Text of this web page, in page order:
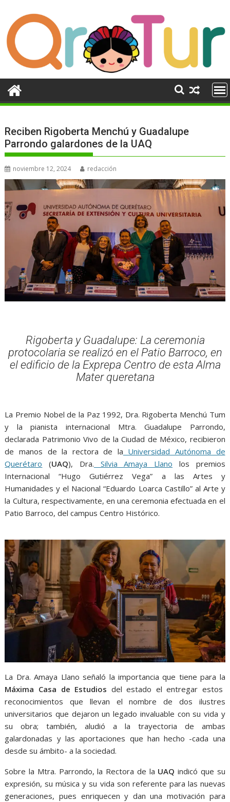
contenido
Reciben Rigoberta Menchú y Guadalupe
Parrondo galardones de la UAQ
noviembre 12, 2024 redacción
Rigoberta y Guadalupe: La ceremonia
protocolaria se realizó en el Patio Barroco, en
el edificio de la Exprepa Centro de esta Alma
Mater queretana
La Premio Nobel de la Paz 1992, Dra. Rigoberta Menchú Tum
y la pianista internacional Mtra. Guadalupe Parrondo,
declarada Patrimonio Vivo de la Ciudad de México, recibieron
de manos de la rectora de la Universidad Autónoma de
Querétaro (UAQ), Dra. Silvia Amaya Llano los premios
Internacional “Hugo Gutiérrez Vega” a las Artes y
Humanidades y el Nacional “Eduardo Loarca Castillo” al Arte y
la Cultura, respectivamente, en una ceremonia efectuada en el
Patio Barroco, del campus Centro Histórico.
La Dra. Amaya Llano señaló la importancia que tiene para la
Máxima Casa de Estudios del estado el entregar estos
reconocimientos que llevan el nombre de dos ilustres
universitarios que dejaron un legado invaluable con su vida y
su obra; también, aludió a la trayectoria de ambas
galardonadas y las aportaciones que han hecho -cada una
desde su ámbito- a la sociedad.
Sobre la Mtra. Parrondo, la Rectora de la UAQ indicó que su
expresión, su música y su vida son referente para las nuevas
generaciones, pues enriquecen y dan una motivación para